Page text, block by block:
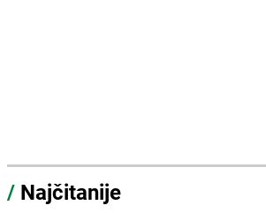
/ Najčitanije